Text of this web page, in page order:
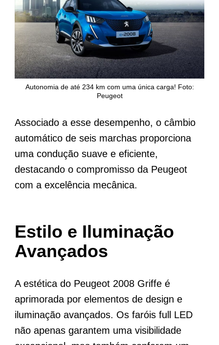
Autonomia de até 234 km com uma única carga! Foto:
Peugeot
Associado a esse desempenho, o câmbio
automático de seis marchas proporciona
uma condução suave e eficiente,
destacando o compromisso da Peugeot
com a excelência mecânica.
Estilo e Iluminação
Avançados
A estética do Peugeot 2008 Griffe é
aprimorada por elementos de design e
iluminação avançados. Os faróis full LED
não apenas garantem uma visibilidade